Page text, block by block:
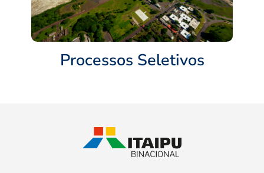
Processos Seletivos